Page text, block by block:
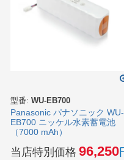
型番: WU-EB700
Panasonic パナソニック WU-
EB700 ニッケル水素蓄電池
（7000 mAh）
当店特別価格 96,250